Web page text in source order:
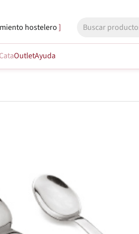
hostelero
OutletAyuda